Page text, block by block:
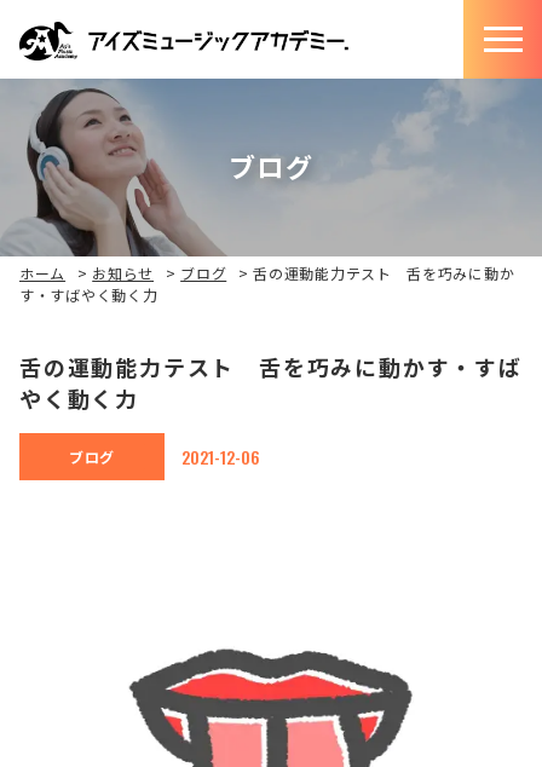
ブログ
ホーム > お知らせ > ブログ >舌の運動能力テスト 舌を巧みに動か
す・すばやく動く力
舌の運動能力テスト 舌を巧みに動かす・すば
やく動く力
ブログ 2021-12-06